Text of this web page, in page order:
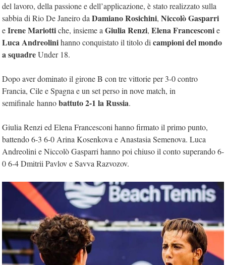
del lavoro, della passione e dell’applicazione, è stato realizzato sulla
sabbia di Rio De Janeiro daDamiano Rosichini, Niccolò Gasparri
eIrene Mariottiche, insieme aGiulia Renzi, Elena Francesconie
Luca Andreolinihanno conquistato il titolo dicampioni del mondo
a squadreUnder 18.
Dopo aver dominato il girone B con tre vittorie per 3-0 contro
Francia, Cile e Spagna e un set perso in nove match, in
semifinale hannobattuto 2-1 la Russia.
Giulia Renzi ed Elena Francesconi hanno firmato il primo punto,
battendo 6-3 6-0 Arina Kosenkova e Anastasia Semenova. Luca
Andreolini e Niccolò Gasparri hanno poi chiuso il conto superando 6-
0 6-4 Dmitrii Pavlov e Savva Razvozov.